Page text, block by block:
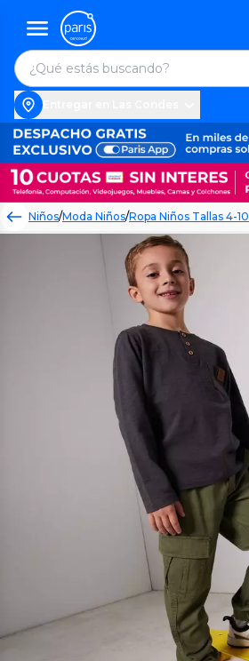
Niños/Moda Niños/Ropa Niños Tallas 4-10